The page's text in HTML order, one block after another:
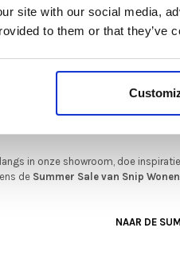
site with our social media,
to them or that
In onze showroom vind je een
Nederlandse en Europese
om jouw favoriete
met de kwaliteit, het comfort en de
in onze showroom, doe
de Summer Sale van Snip
NAAR DE